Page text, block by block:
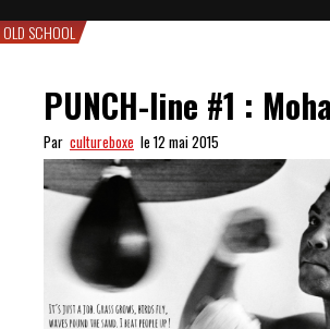
OLD SCHOOL
PUNCH-line #1 :
Par cultureboxe le 12 mai 2015